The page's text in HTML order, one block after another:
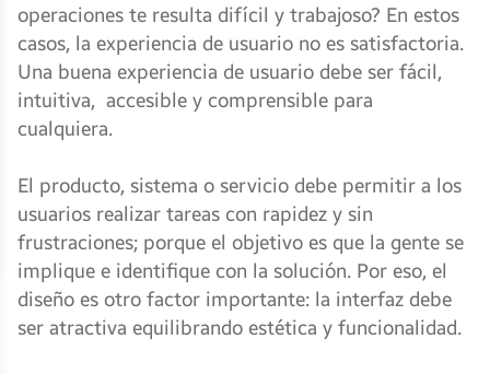
operaciones te resulta difícil y trabajoso? En estos
casos, la experiencia de usuario no es satisfactoria.
Una buena experiencia de usuario debe ser fácil,
intuitiva, accesible y comprensible para
cualquiera.
El producto, sistema o servicio debe permitir a los
usuarios realizar tareas con rapidez y sin
frustraciones; porque el objetivo es que la gente se
implique e identifique con la solución. Por eso, el
diseño es otro factor importante: la interfaz debe
ser atractiva equilibrando estética y funcionalidad.